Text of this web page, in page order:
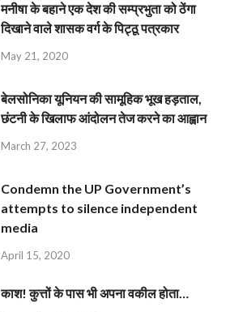
मनीषा के बहाने एक देश की सम्प्रभुता को ठेंगा
दिखाने वाले शासक वर्ग के पिट्ठू पत्रकार
May 21, 2020
बेलसोनिका यूनियन की सामूहिक भूख हड़ताल,
छंटनी के खिलाफ आंदोलन तेज करने का आह्वान
March 27, 2023
Condemn the UP Government’s
attempts to silence independent
media
April 15, 2020
काश! कुत्तों के पास भी अपना वकील होता…